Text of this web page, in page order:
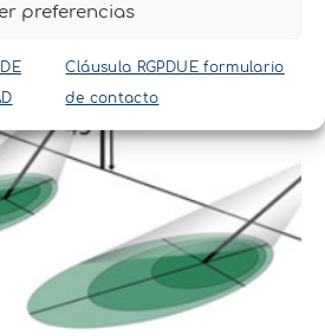
preferencias
Cláusula RGPDUE formulario
de contacto